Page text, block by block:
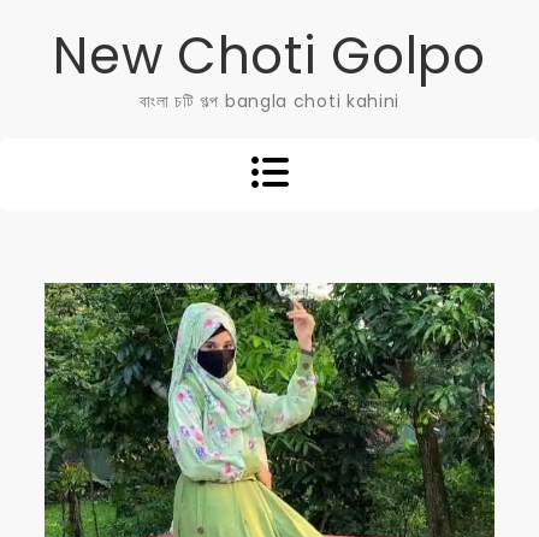
New Choti Golpo
বাংলা চটি গল্প bangla choti kahini